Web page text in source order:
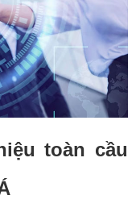
toàn cầu